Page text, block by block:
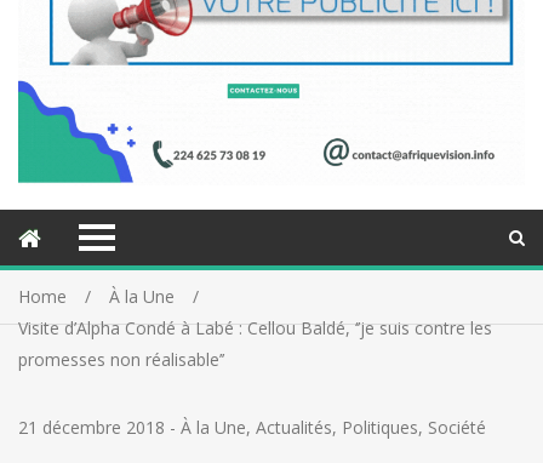
Home
À la Une
Visite d’Alpha Condé à Labé : Cellou Baldé, ‘’je suis contre les
promesses non réalisable’’
21 décembre 2018 - À la Une, Actualités, Politiques, Société